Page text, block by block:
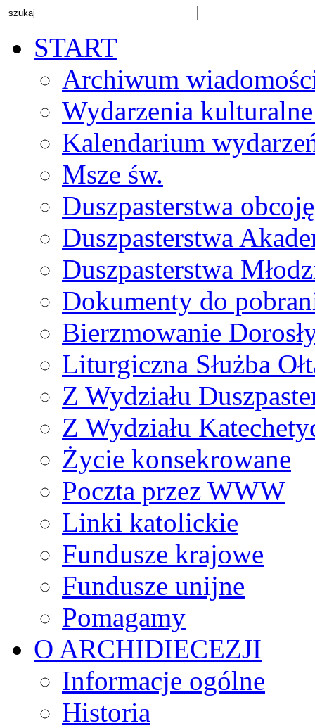
START
Archiwum
Wydarzenia
Kalendarium
Msze św.
Duszpasterstwa
Duszpasterstwa
Duszpasterstwa
Dokumenty do
Bierzmowanie
Liturgiczna Służba
Z Wydziału
Z Wydziału
Życie konsekrowane
Poczta przez WWW
Linki katolickie
Fundusze krajowe
Fundusze unijne
Pomagamy
O ARCHIDIECEZJI
Informacje ogólne
Historia